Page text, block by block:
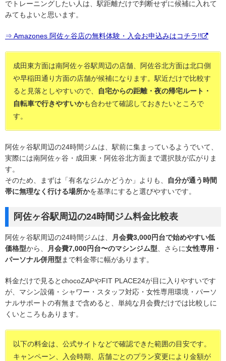
でトレーニングしたい人は、駅距離だけで判断せずに候補に入れて
みてもよいと思います。
⇒ Amazones 阿佐ヶ谷店の無料体験・入会お申込みはコチラ!!
成田東方面は南阿佐ヶ谷駅周辺の店舗、阿佐谷北方面は北口側
や早稲田通り方面の店舗が候補になります。駅近だけで比較す
ると見落としやすいので、
自宅からの距離・夜の帰宅ルート・
自転車で行きやすいかも合わせて確認しておきたいところで
す。
阿佐ヶ谷駅周辺の24時間ジムは、駅前に集まっているようでいて、
実際には南阿佐ヶ谷・成田東・阿佐谷北方面まで選択肢が広がりま
す。
そのため、まずは「有名なジムかどうか」よりも、
自分が通う時間
帯に無理なく行ける場所かを基準にすると選びやすいです。
阿佐ヶ谷駅周辺の24時間ジム料金比較表
阿佐ヶ谷駅周辺の24時間ジムは、
月会費3,000円台で始めやすい低
価格型から、 月会費7,000円台〜のマシンジム型 、さらに女性専用・
パーソナル併用型 まで料金帯に幅があります。
料金だけで見るとchocoZAPやFIT PLACE24が目に入りやすいです
が、マシン設備・シャワー・スタッフ対応・女性専用環境・パーソ
ナルサポートの有無まで含めると、単純な月会費だけでは比較しに
くいところもあります。
以下の料金は、公式サイトなどで確認できた範囲の目安です。
キャンペーン、入会時期、店舗ごとのプラン変更により金額が